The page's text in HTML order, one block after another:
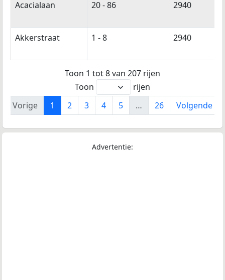
Acacialaan 20 - 86 2940
Akkerstraat 1 - 8 2940
Toon 1 tot 8 van 207 rijen
Toon
rijen
Vorige
1 2 3 4 5 … 26 Volgende
Advertentie: